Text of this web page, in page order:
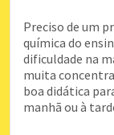
Preciso de um
química do
dificuldade na
muita
boa didática
manhã ou à